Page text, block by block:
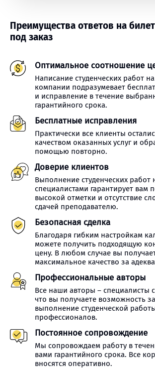
Преимущества ответов на
под заказ
Оптимальное соотношение
Написание студенческих работ
компании подразумевает
и исправление в течение
гарантийного срока.
Бесплатные исправления
Практически все клиенты
качеством оказанных услуг и
помощью повторно.
Доверие клиентов
Выполнение студенческих работ
специалистами гарантирует вам
высокой отметки и отсутствие
сдачей преподавателю.
Безопасная сделка
Благодаря гибким настройкам
можете получить подходящую
цену. В любом случае вы
максимальное качество за
Профессиональные авторы
Все наши авторы – специалисты
что вы получаете возможность
выполнение студенческой
профессионалов.
Постоянное сопровождение
Мы сопровождаем работу в
вами гарантийного срока. Все
вносятся оперативно.